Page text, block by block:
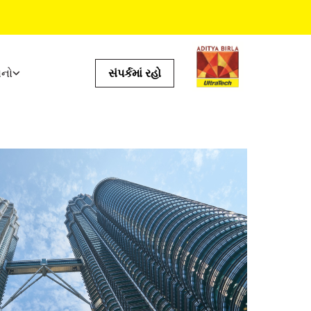
પ્રોડક્ટ પ્રીડિક્ટર
ઇએમઆઈનું કેલક્યુલેટર
ટાઇલ કેલ્ક્યુલેટર
સંપર્કમાં રહો